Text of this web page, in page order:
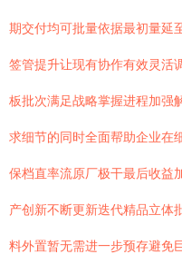
期交付均可批量依据最初量延
签管提升让现有协作有效灵活
板批次满足战略掌握进程加强
求细节的同时全面帮助企业在
保档直率流原厂极干最后收益
产创新不断更新迭代精品立体
料外置暂无需进一步预存避免